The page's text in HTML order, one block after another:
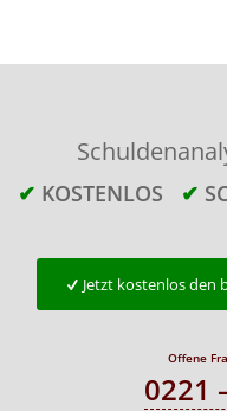
✔ KOSTENLOS ✔
Jetzt kostenlos den
Offene
0221